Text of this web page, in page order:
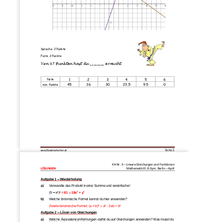
www.Klassenarbeiten.de Seite 2
Sprache: 2 Punkte
Form: 2 Punkte
Von 47 Punkten hast du ________ erreicht.
Note 1 2 3 4 5 6
min. Punkte 45 36 30 23,5 9,5 0
KA Nr. 3 –Lineare Gleichungen und Funktionen
LÖSUNGEN
Mathematik Kl. 8 Gym. Berlin –April
Aufgabe 1 – Wiederholung
a)
Verwandle das Produkt in eine Summe und vereinfache!
(9 – x²)² = 81 – 18x2 + y4
b)
Welche binomische Formel kannst du hier anwenden?
Zweite binomische Formel: (a – b)² = a² - 2ab + b²
Aufgabe 2 –
Lösen von Gleichungen
a)
Welche Äquivalenzumformungen darfst du auf Gleichungen anwenden? Was musst du